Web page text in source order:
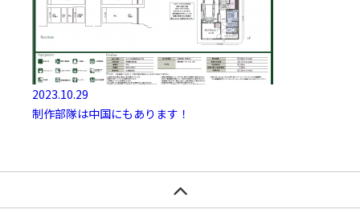
2023.10.29
制作部隊は中国にもあります！